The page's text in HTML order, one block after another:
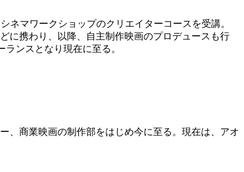
マワークショップのクリエイターコースを受講。
に携わり、以降、自主制作映画のプロデュースも行
ンスとなり現在に至る。
、商業映画の制作部をはじめ今に至る。現在は、アオ